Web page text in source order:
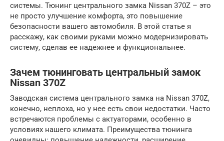
системы. Тюнинг центрального замка Nissan 370Z – это
не просто улучшение комфорта, это повышение
безопасности вашего автомобиля. В этой статье я
расскажу, как своими руками можно модернизировать
систему, сделав ее надежнее и функциональнее.
Зачем тюнинговать центральный замок
Nissan 370Z
Заводская система центрального замка на Nissan 370Z,
конечно, неплоха, но у нее есть свои недостатки. Часто
встречаются проблемы с актуаторами, особенно в
условиях нашего климата. Преимущества тюнинга